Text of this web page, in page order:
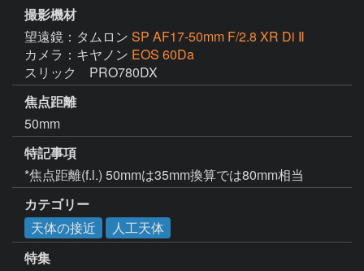
撮影機材
望遠鏡：タムロン SP AF17-50mm F/2.8 XR Di Ⅱ
カメラ：キヤノン EOS 60Da
スリック　PRO780DX
焦点距離
50mm
特記事項
*焦点距離(f.l.) 50mmは35mm換算では80mm相当
カテゴリー
天体の接近
人工天体
特集